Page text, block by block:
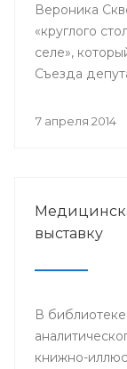
Вероника
«круглого
селе»,
Съезда
7 апреля 2014
выставку
В
книжно-